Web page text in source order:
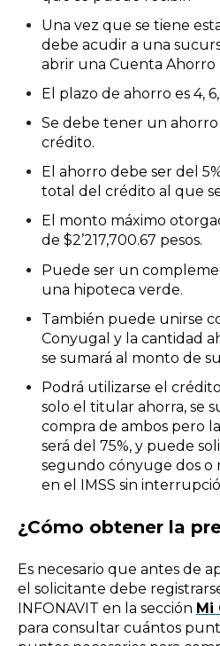
Una vez que se tiene
debe acudir a una
abrir una Cuenta Ahorro
El plazo de ahorro es 4,
Se debe tener un ahorro
crédito.
El ahorro debe ser del
total del crédito al que
El monto máximo
de $2’217,700.67 pesos.
Puede ser un
una hipoteca verde.
También puede unirse
Conyugal y la cantidad
se sumará al monto de
Podrá utilizarse el
solo el titular ahorra, se
compra de ambos pero
será del 75%, y puede
segundo cónyuge dos o
en el IMSS sin
¿Cómo obtener la
Es necesario que antes de
el solicitante debe
INFONAVIT en la sección Mi
para consultar cuántos